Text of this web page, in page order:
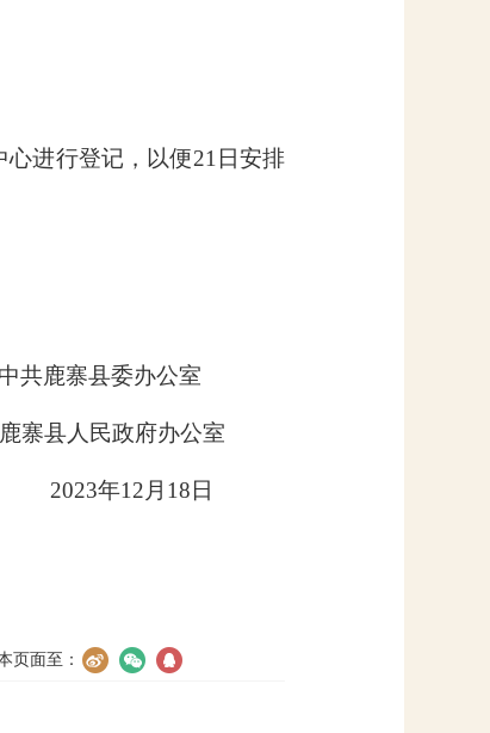
进行登记，以便21日安排
中共鹿寨县委办公室
鹿寨县人民政府办公室
2023年12月18日
页面至：